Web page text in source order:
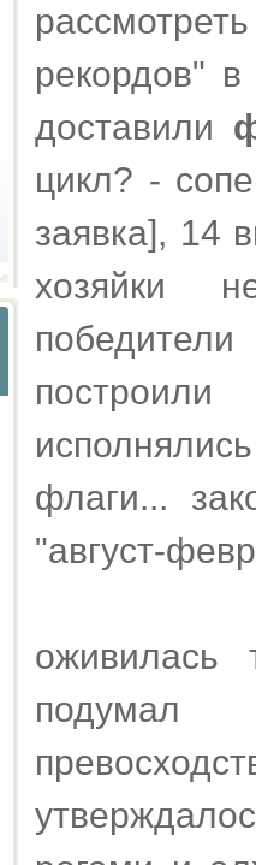
рекордов"
доставили
цикл? -
заявка], 14
хозяйки
флаги...
"август-
подумал